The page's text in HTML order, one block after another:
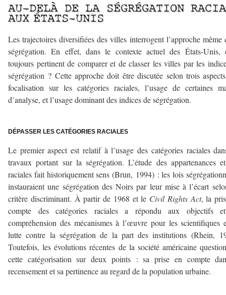
AU-DELÀ DE LA SÉGRÉGATION
AUX ÉTATS-UNIS
Les trajectoires diversifiées des villes interrogent l’approche même
ségrégation. En effet, dans le contexte actuel des États-Unis,
toujours pertinent de comparer et de classer les villes par les
ségrégation ? Cette approche doit être discutée selon trois
focalisation sur les catégories raciales, l’usage de certaines
d’analyse, et l’usage dominant des indices de ségrégation.
DÉPASSER LES CATÉGORIES RACIALES
Le premier aspect est relatif à l’usage des catégories raciales
travaux portant sur la ségrégation. L’étude des appartenances
raciales fait historiquement sens (Brun, 1994) : les lois
instauraient une ségrégation des Noirs par leur mise à l’écart
critère discriminant. À partir de 1968 et le Civil Rights Act, la
compte des catégories raciales a répondu aux objectifs
compréhension des mécanismes à l’œuvre pour les scientifiques
lutte contre la ségrégation de la part des institutions (Rhein,
Toutefois, les évolutions récentes de la société américaine
cette catégorisation sur deux points : sa prise en compte
recensement et sa pertinence au regard de la population urbaine.